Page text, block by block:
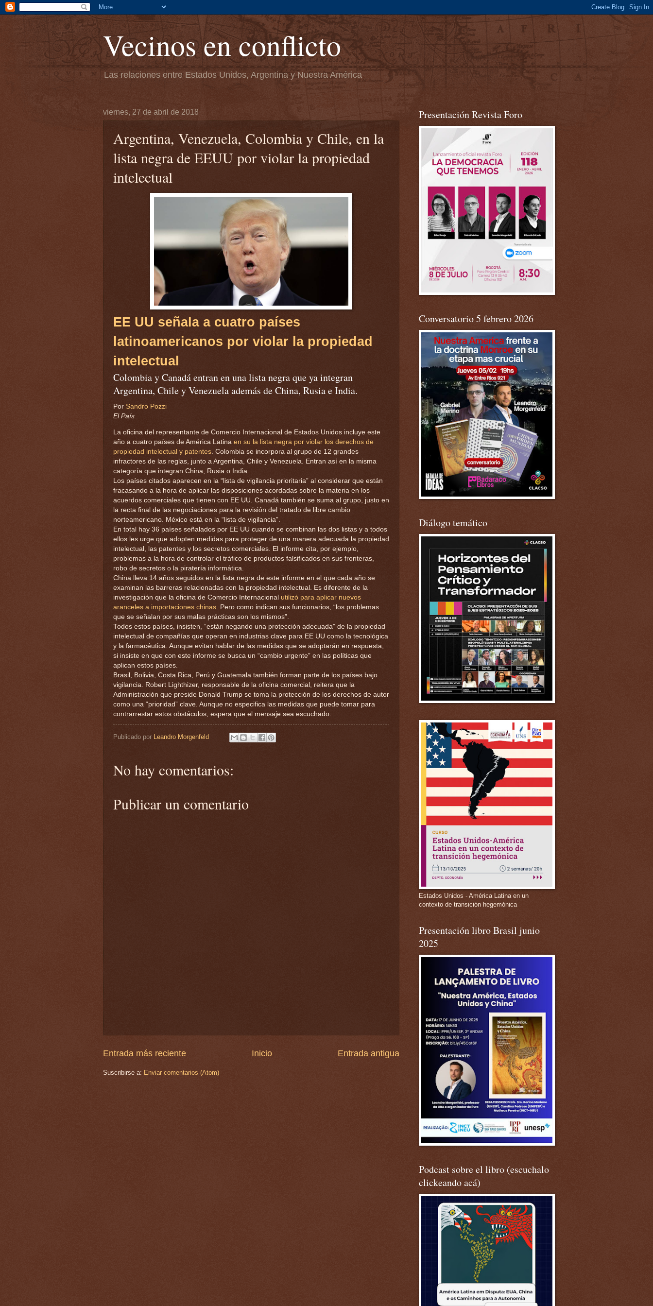
Vecinos en conflicto
Las relaciones entre Estados Unidos, Argentina y Nuestra América
viernes, 27 de abril de 2018
Argentina, Venezuela, Colombia y Chile, en la
lista negra de EEUU por violar la propiedad
intelectual
EE UU señala a cuatro países
latinoamericanos por violar la propiedad
intelectual
Colombia y Canadá entran en una lista negra que ya integran
Argentina, Chile y Venezuela además de China, Rusia e India.
Por Sandro Pozzi
El País
La oficina del representante de Comercio Internacional de Estados Unidos incluye este
año a cuatro países de América Latina en su la lista negra por violar los derechos de
propiedad intelectual y patentes. Colombia se incorpora al grupo de 12 grandes
infractores de las reglas, junto a Argentina, Chile y Venezuela. Entran así en la misma
categoría que integran China, Rusia o India.
Los países citados aparecen en la “lista de vigilancia prioritaria” al considerar que están
fracasando a la hora de aplicar las disposiciones acordadas sobre la materia en los
acuerdos comerciales que tienen con EE UU. Canadá también se suma al grupo, justo en
la recta final de las negociaciones para la revisión del tratado de libre cambio
norteamericano. México está en la “lista de vigilancia”.
En total hay 36 países señalados por EE UU cuando se combinan las dos listas y a todos
ellos les urge que adopten medidas para proteger de una manera adecuada la propiedad
intelectual, las patentes y los secretos comerciales. El informe cita, por ejemplo,
problemas a la hora de controlar el tráfico de productos falsificados en sus fronteras,
robo de secretos o la piratería informática.
China lleva 14 años seguidos en la lista negra de este informe en el que cada año se
examinan las barreras relacionadas con la propiedad intelectual. Es diferente de la
investigación que la oficina de Comercio Internacional utilizó para aplicar nuevos
aranceles a importaciones chinas. Pero como indican sus funcionarios, “los problemas
que se señalan por sus malas prácticas son los mismos”.
Todos estos países, insisten, “están negando una protección adecuada” de la propiedad
intelectual de compañías que operan en industrias clave para EE UU como la tecnológica
y la farmacéutica. Aunque evitan hablar de las medidas que se adoptarán en respuesta,
si insiste en que con este informe se busca un “cambio urgente” en las políticas que
aplican estos países.
Brasil, Bolivia, Costa Rica, Perú y Guatemala también forman parte de los países bajo
vigilancia. Robert Lighthizer, responsable de la oficina comercial, reitera que la
Administración que preside Donald Trump se toma la protección de los derechos de autor
como una “prioridad” clave. Aunque no especifica las medidas que puede tomar para
contrarrestar estos obstáculos, espera que el mensaje sea escuchado.
Publicado por Leandro Morgenfeld
No hay comentarios:
Publicar un comentario
Entrada más reciente Entrada antigua
Inicio
Suscribirse a: Enviar comentarios (Atom)
Presentación Revista Foro
Conversatorio 5 febrero 2026
Diálogo temático
Estados Unidos - América Latina en un
contexto de transición hegemónica
Presentación libro Brasil junio
2025
Podcast sobre el libro (escuchalo
clickeando acá)